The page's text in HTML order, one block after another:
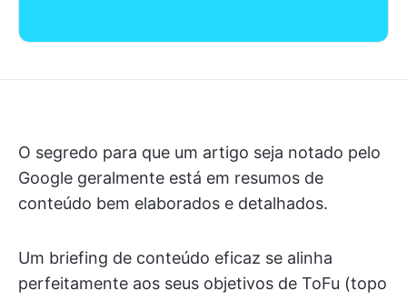
O segredo para que um artigo seja notado pelo
Google geralmente está em resumos de
conteúdo bem elaborados e detalhados.
Um briefing de conteúdo eficaz se alinha
perfeitamente aos seus objetivos de ToFu (topo